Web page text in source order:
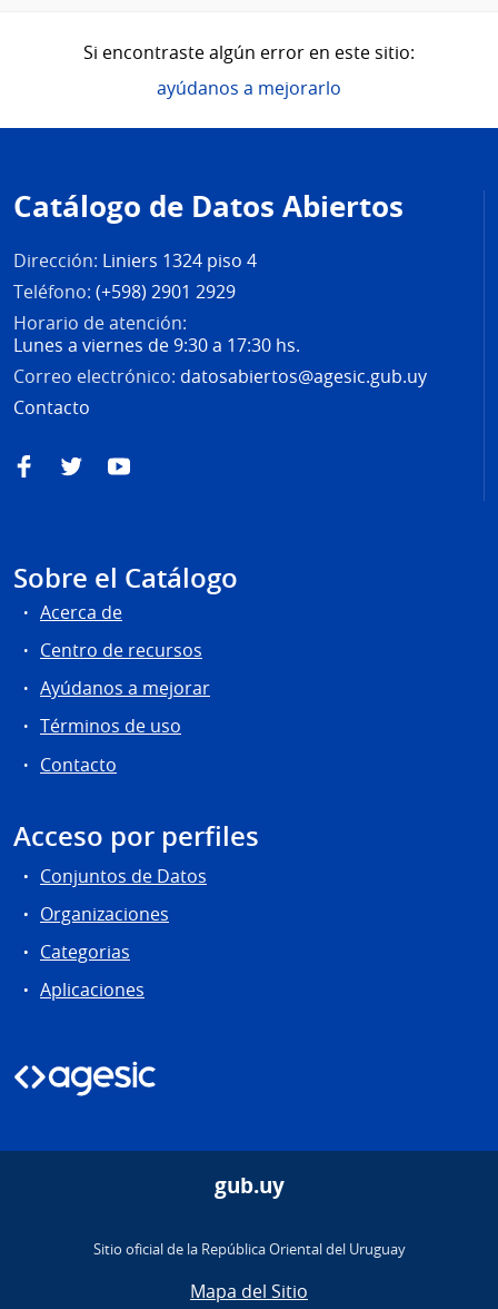
Si encontraste algún error en este sitio:
ayúdanos a mejorarlo
de
página
Catálogo de Datos Abiertos
Dirección: Liniers 1324 piso 4
Teléfono: (+598) 2901 2929
Horario de atención:
Lunes a viernes de 9:30 a 17:30 hs.
Correo electrónico: datosabiertos@agesic.gub.uy
Contacto
FacebookTwitterYouTube
Sobre el Catálogo
Acerca de
Centro de recursos
Ayúdanos a mejorar
Términos de uso
Contacto
Acceso por perfiles
Conjuntos de Datos
Organizaciones
Categorias
Aplicaciones
gub.uy
Sitio oficial de la República Oriental del Uruguay
Mapa del Sitio